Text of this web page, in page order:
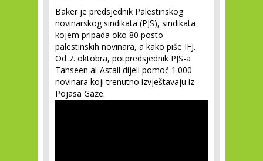
Baker je predsjednik Palestinskog
novinarskog sindikata (PJS), sindikata
kojem pripada oko 80 posto
palestinskih novinara, a kako piše IFJ.
Od 7. oktobra, potpredsjednik PJS-a
Tahseen al-Astall dijeli pomoć 1.000
novinara koji trenutno izvještavaju iz
Pojasa Gaze.